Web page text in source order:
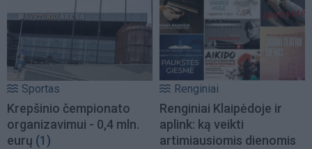
Sportas
Krepšinio čempionato
organizavimui - 0,4 mln.
eurų (1)
Renginiai
Renginiai Klaipėdoje ir
aplink: ką veikti
artimiausiomis dienomis